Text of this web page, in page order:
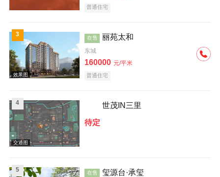
普通住宅
效果图
3 在售 丽苑太和
东城
160000 元/平米
普通住宅
4 世茂IN三里
待定
5 在售 玺源台·承玺